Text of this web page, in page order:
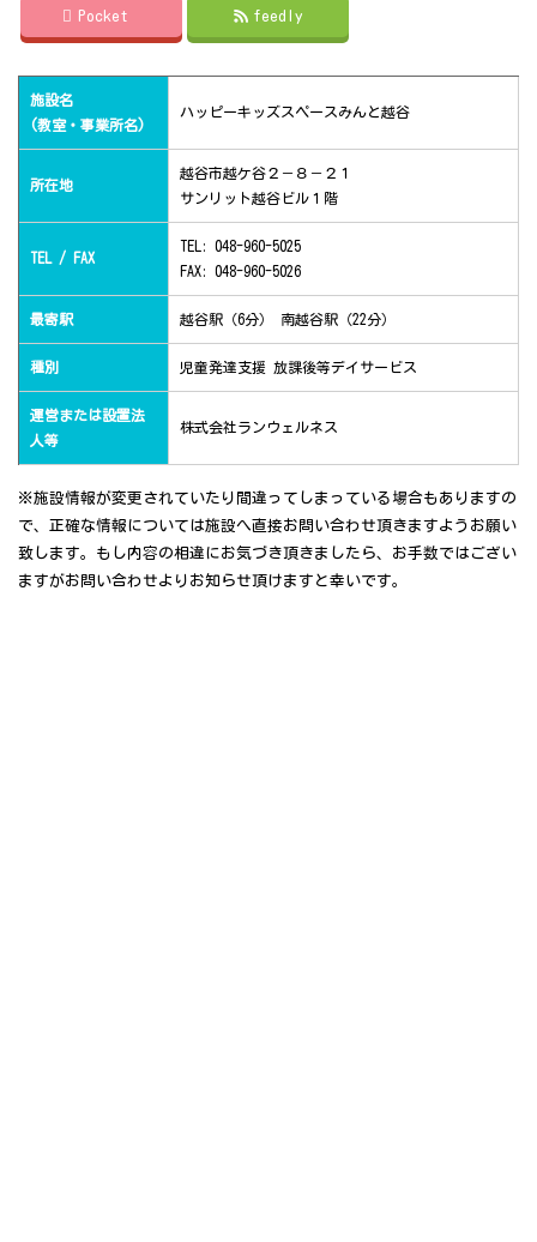
Pocket feedly
施設名
(教室・事業所名)
ハッピーキッズスペースみんと越谷
所在地
越谷市越ケ谷２－８－２１
サンリット越谷ビル１階
TEL / FAX
TEL: 048-960-5025
FAX: 048-960-5026
最寄駅 越谷駅（6分） 南越谷駅（22分）
種別 児童発達支援 放課後等デイサービス
運営または設置法
人等
株式会社ランウェルネス
※施設情報が変更されていたり間違ってしまっている場合もありますの
で、正確な情報については施設へ直接お問い合わせ頂きますようお願い
致します。もし内容の相違にお気づき頂きましたら、お手数ではござい
ますがお問い合わせよりお知らせ頂けますと幸いです。